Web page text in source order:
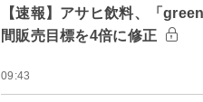
【速報】アサヒ飲料、「
間販売目標を4倍に修正
09:43